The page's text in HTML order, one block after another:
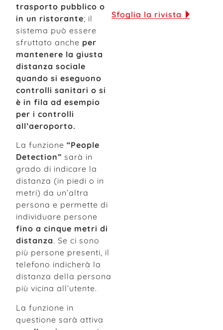
trasporto pubblico o
in un ristorante; il
sistema può essere
sfruttato anche per
mantenere la giusta
distanza sociale
quando si eseguono
controlli sanitari o si
è in fila ad esempio
per i controlli
all’aeroporto.
La funzione “People
Detection” sarà in
grado di indicare la
distanza (in piedi o in
metri) da un’altra
persona e permette di
individuare persone
fino a cinque metri di
distanza. Se ci sono
più persone presenti, il
telefono indicherà la
distanza della persona
più vicina all’utente.
La funzione in
questione sarà attiva
Sfoglia la rivista